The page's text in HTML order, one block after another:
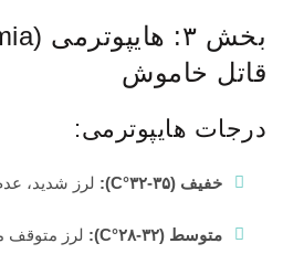
قاتل خاموش
درجات هایپوترمی:
خفیف (۳۵-۳۲°C): لرز شدید،
متوسط (۳۲-۲۸°C):
لرز